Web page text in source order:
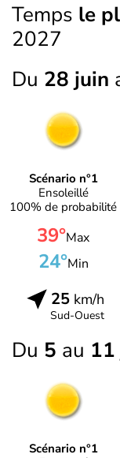
Temps le
2027
Du 28 juin
Scénario n°1
Ensoleillé
100% de probabilité
39°Max
24°Min
25km/h
Sud-Ouest
Du 5 au
Scénario n°1